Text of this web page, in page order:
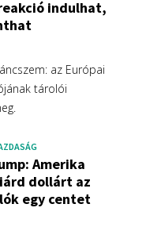
indulhat,
az Európai
tárolói
Amerika
dollárt az
egy centet